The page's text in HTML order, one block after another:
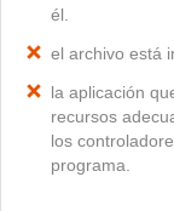
él.
el archivo está
la aplicación
recursos
los
programa.